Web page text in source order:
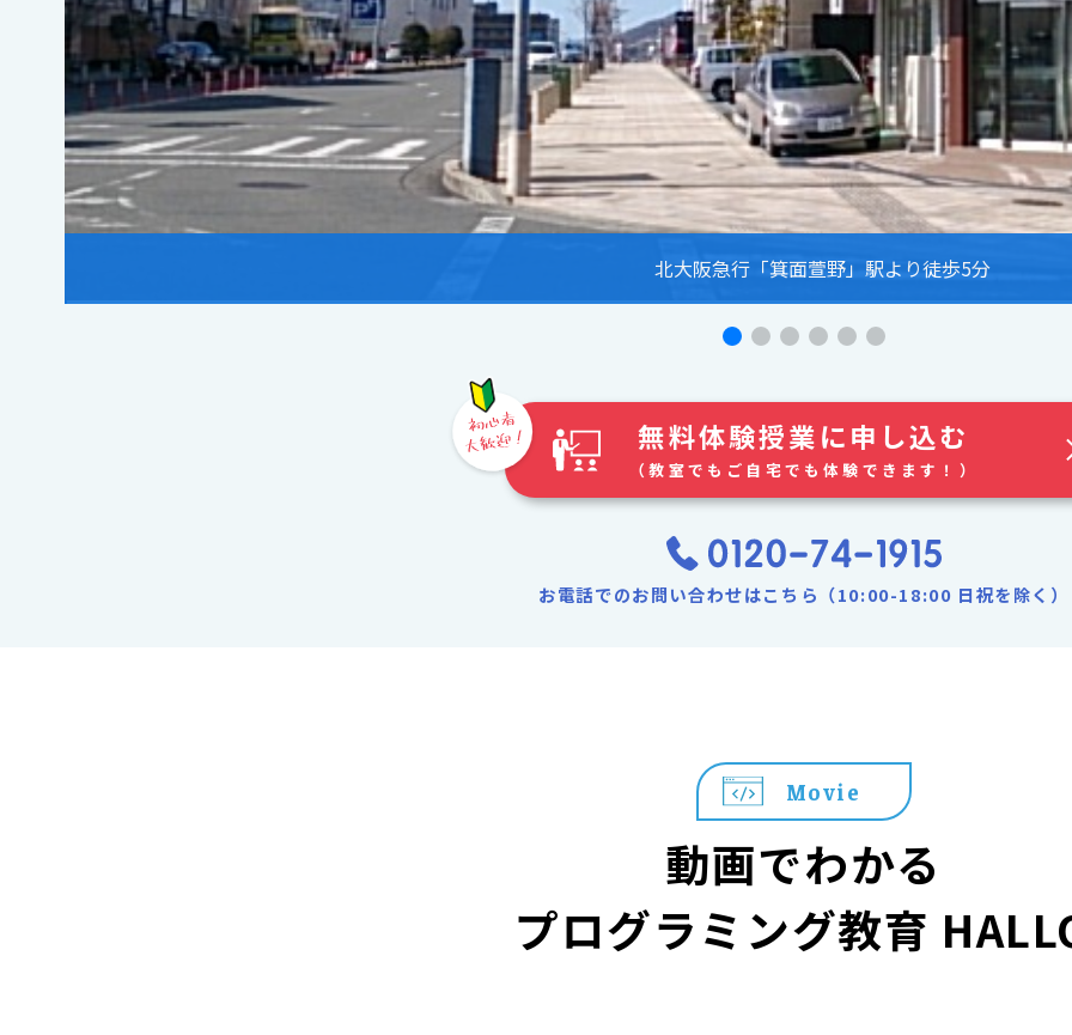
無料体験授業に申し込む
（教室でもご自宅でも体験できます！）
お電話でのお問い合わせはこちら（10:00-18:00 日祝を除く）
Movie
動画でわかる
プログラミング教育